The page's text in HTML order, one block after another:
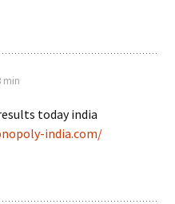
min
today india
india.com/